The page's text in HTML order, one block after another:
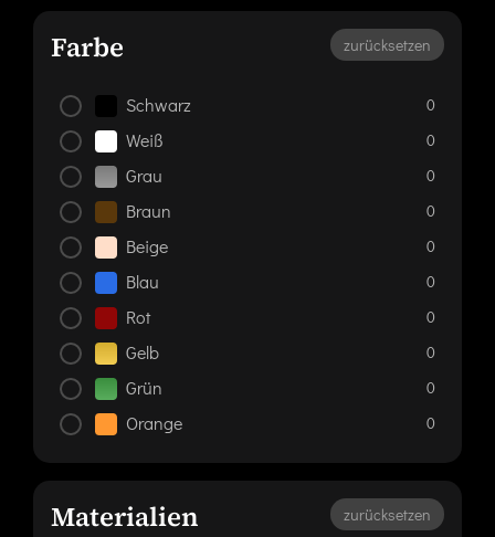
Farbe zurücksetzen
Schwarz 0
Weiß 0
Grau 0
Braun 0
Beige 0
Blau 0
Rot 0
Gelb 0
Grün 0
Orange 0
Materialien zurücksetzen